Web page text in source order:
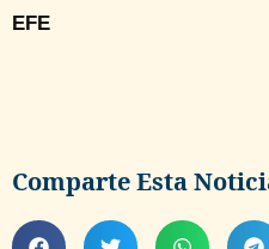
EFE
Comparte Esta